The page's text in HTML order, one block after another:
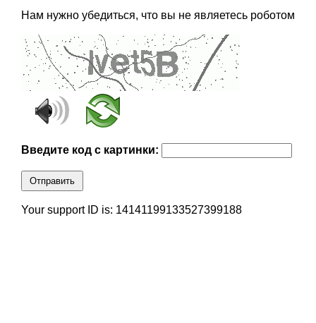
Нам нужно убедиться, что вы не являетесь роботом
Введите код с картинки:
Отправить
Your support ID is: 14141199133527399188